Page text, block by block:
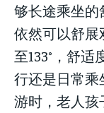
够长途乘坐的
依然可以舒展
至133°，舒
行还是日常乘
游时，老人孩